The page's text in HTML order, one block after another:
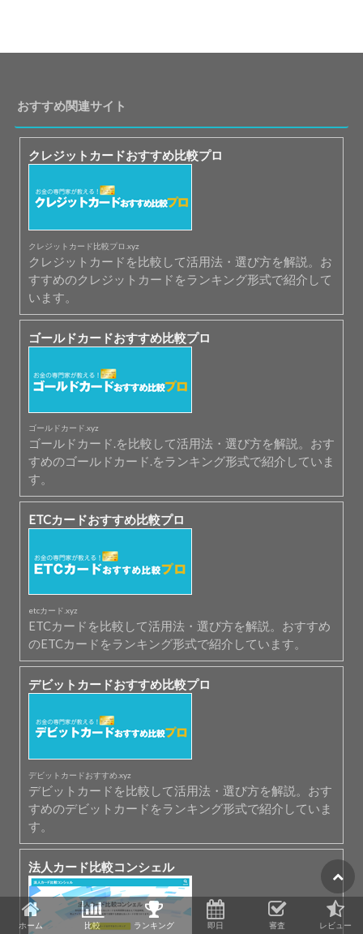
おすすめ関連サイト
クレジットカードおすすめ比較プロ
クレジットカード比較プロ.xyz
クレジットカードを比較して活用法・選び方を解説。お
すすめのクレジットカードをランキング形式で紹介して
います。
ゴールドカードおすすめ比較プロ
ゴールドカード.xyz
ゴールドカード.を比較して活用法・選び方を解説。おす
すめのゴールドカード.をランキング形式で紹介していま
す。
ETCカードおすすめ比較プロ
etcカード.xyz
ETCカードを比較して活用法・選び方を解説。おすすめ
のETCカードをランキング形式で紹介しています。
デビットカードおすすめ比較プロ
デビットカードおすすめ.xyz
デビットカードを比較して活用法・選び方を解説。おす
すめのデビットカードをランキング形式で紹介していま
す。
法人カード比較コンシェル
ホーム 比較 ランキング 即日 審査 レビュー